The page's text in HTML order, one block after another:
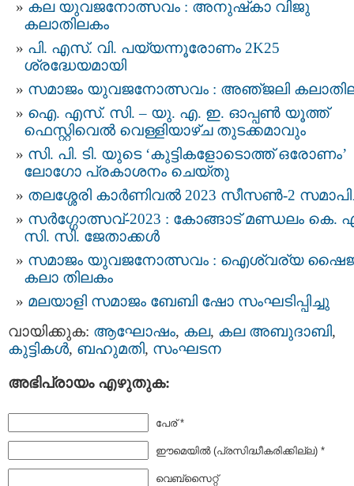
കല യുവജനോത്സവം : അനുഷ്‌കാ വിജു
കലാതിലകം
പി. എസ്. വി. പയ്യന്നൂരോണം 2K25
ശ്രദ്ധേയമായി
സമാജം യുവജനോത്സവം : അഞ്‌ജലി
ഐ. എസ്. സി. – യു. എ. ഇ. ഓപ്പണ്‍ യൂത്ത്
ഫെസ്റ്റിവെൽ വെള്ളിയാഴ്ച തുടക്കമാവും
സി. പി. ടി. യുടെ ‘കുട്ടികളോടൊത്ത് ഒരോണം’
ലോഗോ പ്രകാശനം ചെയ്തു
തലശ്ശേരി കാർണിവൽ 2023 സീസൺ-2
സർഗ്ഗോത്സവ്-2023 : കോങ്ങാട് മണ്ഡലം കെ.
സി. സി. ജേതാക്കൾ
സമാജം യുവജനോത്സവം : ഐശ്വര്യ
കലാ തിലകം
മ​ല​യാ​ളി സ​മാ​ജം ബേ​ബി ഷോ ​സം​ഘ​ടി​പ്പി​ച്ചു
വായിക്കുക: ആഘോഷം, കല, കല അബുദാബി,
കുട്ടികള്‍, ബഹുമതി, സംഘടന
അഭിപ്രായം എഴുതുക:
പേര് *
ഈമെയില്‍ (പ്രസിദ്ധീകരിക്കില്ല) *
വെബ്സൈറ്റ്